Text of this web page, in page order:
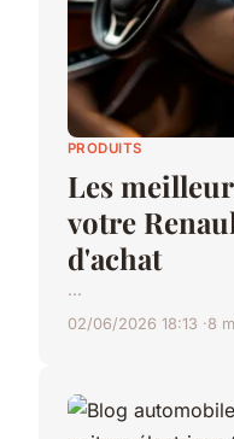
PRODUITS
Les
votre
d'achat
...
02/06/2026 18:13 8